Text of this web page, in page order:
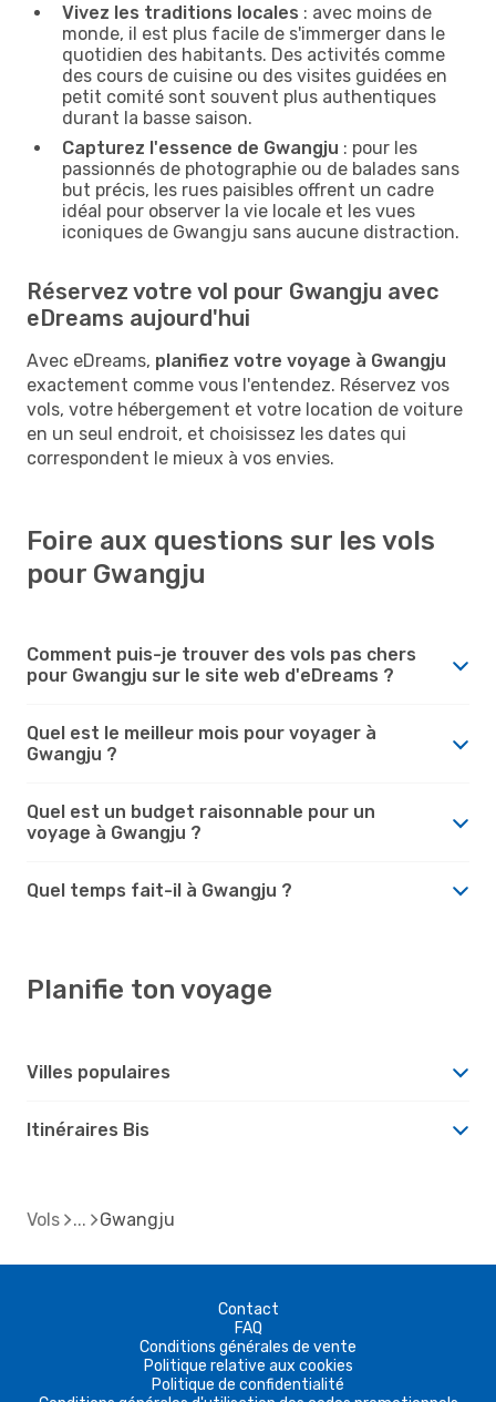
Vivez les traditions locales : avec moins de
monde, il est plus facile de s'immerger dans le
quotidien des habitants. Des activités comme
des cours de cuisine ou des visites guidées en
petit comité sont souvent plus authentiques
durant la basse saison.
Capturez l'essence de Gwangju : pour les
passionnés de photographie ou de balades sans
but précis, les rues paisibles offrent un cadre
idéal pour observer la vie locale et les vues
iconiques de Gwangju sans aucune distraction.
Réservez votre vol pour Gwangju avec
eDreams aujourd'hui
Avec eDreams, planifiez votre voyage à Gwangju
exactement comme vous l'entendez. Réservez vos
vols, votre hébergement et votre location de voiture
en un seul endroit, et choisissez les dates qui
correspondent le mieux à vos envies.
Foire aux questions sur les vols
pour Gwangju
Comment puis-je trouver des vols pas chers
pour Gwangju sur le site web d'eDreams ?
Quel est le meilleur mois pour voyager à
Gwangju ?
Quel est un budget raisonnable pour un
voyage à Gwangju ?
Quel temps fait-il à Gwangju ?
Planifie ton voyage
Villes populaires
Itinéraires Bis
Vols Gwangju
Contact
FAQ
Conditions générales de vente
Politique relative aux cookies
Politique de confidentialité